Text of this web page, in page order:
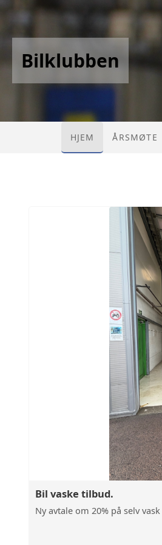
Bilklubben
HJEM ÅRSMØTE
Bil vaske tilbud.
Ny avtale om 20% på selv